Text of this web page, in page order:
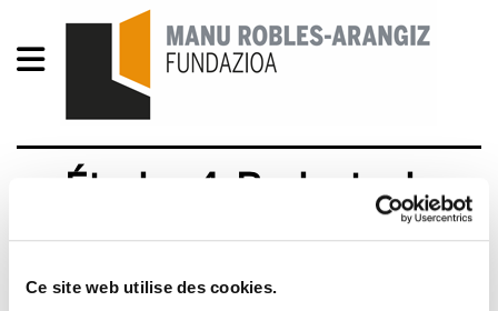
Ce site web utilise des cookies.
Études 4. Budgets de
2005 : vers où ils nous
emmènent